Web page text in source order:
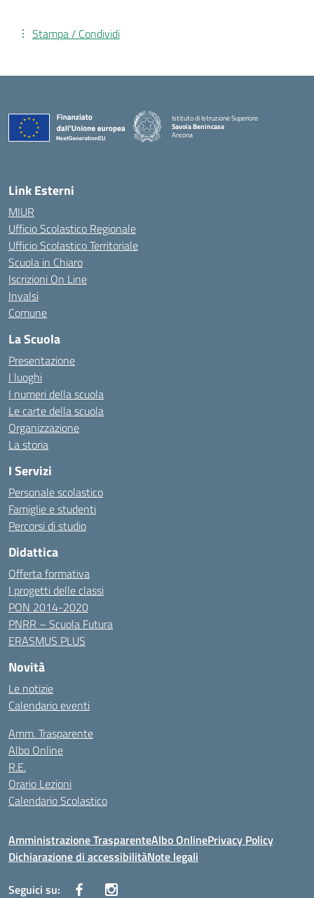
Stampa / Condividi
Istituto di Istruzione Superiore
Savoia Benincasa
Ancona
Link Esterni
MIUR
Ufficio Scolastico Regionale
Ufficio Scolastico Territoriale
Scuola in Chiaro
Iscrizioni On Line
Invalsi
Comune
La Scuola
Presentazione
I luoghi
I numeri della scuola
Le carte della scuola
Organizzazione
La storia
I Servizi
Personale scolastico
Famiglie e studenti
Percorsi di studio
Didattica
Offerta formativa
I progetti delle classi
PON 2014-2020
PNRR – Scuola Futura
ERASMUS PLUS
Novità
Le notizie
Calendario eventi
Amm. Trasparente
Albo Online
R.E.
Orario Lezioni
Calendario Scolastico
Amministrazione TrasparenteAlbo OnlinePrivacy Policy
Dichiarazione di accessibilitàNote legali
Seguici su: